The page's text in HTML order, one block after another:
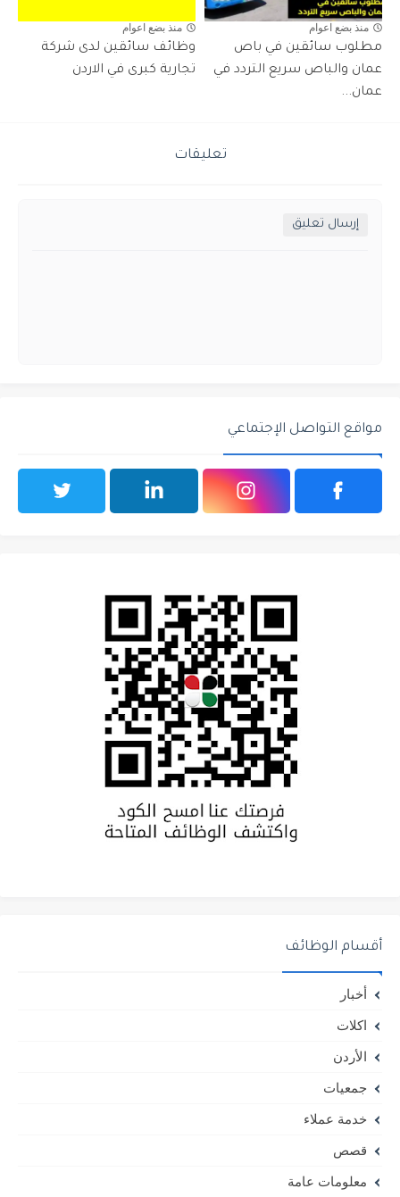
منذ بضع اعوام
مطلوب سائقين في باص
عمان والباص سريع التردد في
عمان...
منذ بضع اعوام
وظائف سائقين لدى شركة
تجارية كبرى في الاردن
تعليقات
إرسال تعليق
مواقع التواصل الإجتماعي
أقسام الوظائف
أخبار
اكلات
الأردن
جمعيات
خدمة عملاء
قصص
معلومات عامة